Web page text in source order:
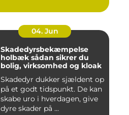
04. Jun
Skadedyrsbekæmpelse
holbæk sådan sikrer du
bolig, virksomhed og kloak
Skadedyr dukker sjældent op
på et godt tidspunkt. De kan
skabe uro i hverdagen, give
dyre skader på ...